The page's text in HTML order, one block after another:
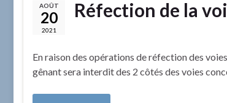
AOÛT
20
2021
Réfection de la
En raison des opérations de réfection des
gênant sera interdit des 2 côtés des voies